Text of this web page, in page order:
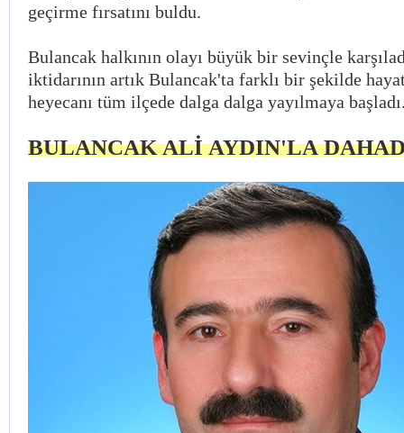
geçirme fırsatını buldu.
Bulancak halkının olayı büyük bir sevinçle
iktidarının artık Bulancak'ta farklı bir şekilde
heyecanı tüm ilçede dalga dalga yayılmaya
BULANCAK ALİ AYDIN'LA